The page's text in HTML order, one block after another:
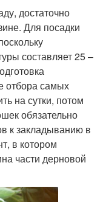
достаточно
Для посадки
составляет 25 –
отбора самых
на сутки, потом
обязательно
к закладыванию в
в котором
части дерновой